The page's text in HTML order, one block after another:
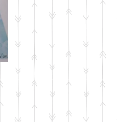
明けましておめでと
うございます